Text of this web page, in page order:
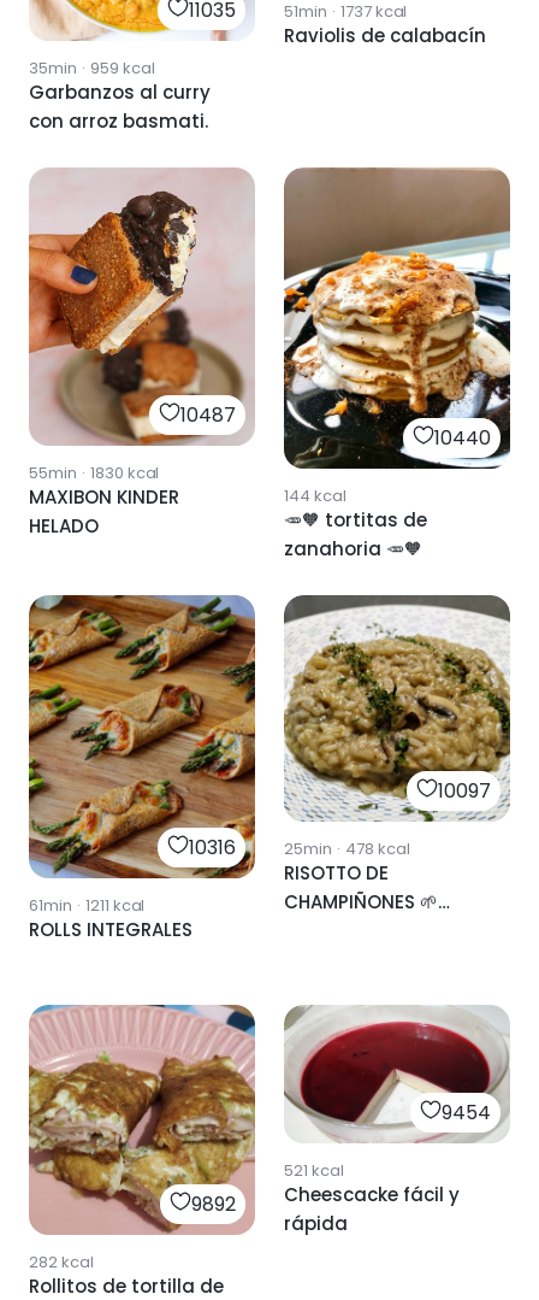
11035
35min · 959 kcal
Garbanzos al curry
con arroz basmati.
51min · 1737kcal
Raviolis de calabacín
10487
55min · 1830 kcal
MAXIBON KINDER
HELADO
10440
144 kcal
🥕🧡 tortitas de
zanahoria 🥕🧡
10316
61min · 1211 kcal
ROLLS INTEGRALES
10097
25min · 478 kcal
RISOTTO DE
CHAMPIÑONES 🌱
9892
282kcal
Rollitos de tortilla de
9454
521 kcal
Cheescacke fácil y
rápida